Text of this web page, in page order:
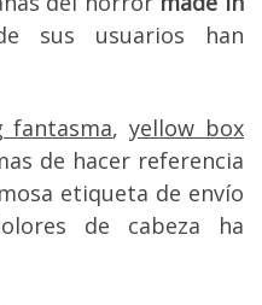
sus usuarios han
fantasma,yellow box
de hacer referencia
etiqueta de envío
de cabeza ha